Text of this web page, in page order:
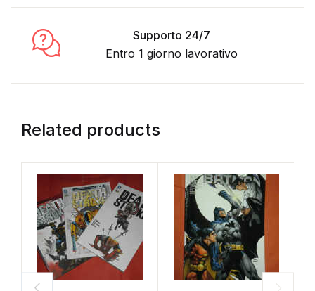
Supporto 24/7
Entro 1 giorno lavorativo
Related products